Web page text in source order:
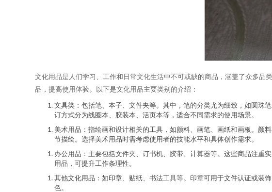
文化用品是人们学习、工作和日常文化生活中不可或缺的商品，涵盖了众多
品，提高使用体验。以下是文化用品主要类别的介绍：
文具类：包括笔、本子、文件夹等。其中，笔的分类尤为细致，如圆珠
订方式分为线圈本、胶装本、活页本等，适合不同需求的使用场景。
美术用品：指绘画和设计相关的工具，如颜料、画笔、画纸和画板。颜
节描绘。选择美术用品时需考虑使用者的技能水平和具体创作需求。
办公用品：主要包括文件夹、订书机、胶带、计算器等。这些商品注重
用品，可提升工作条理性。
其他文化用品：如印章、贴纸、书法工具等。印章可用于文件认证或装
色。